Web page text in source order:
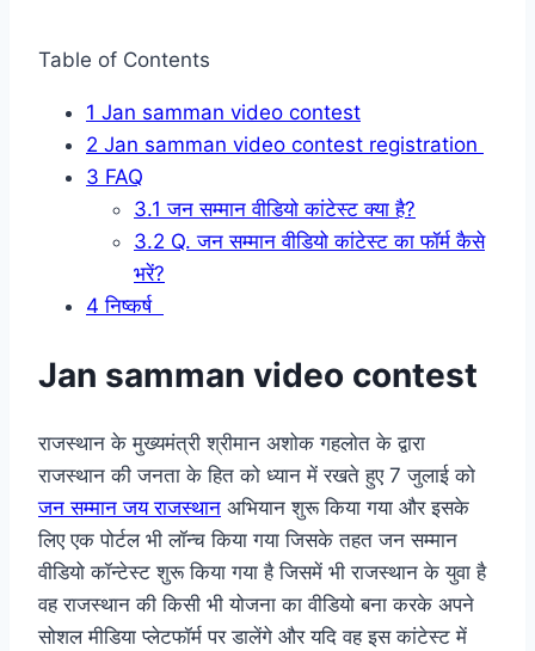
Table of Contents
1 Jan samman video contest
2 Jan samman video contest registration
3 FAQ
3.1 जन सम्मान वीडियो कांटेस्ट क्या है?
3.2 Q. जन सम्मान वीडियो कांटेस्ट का फॉर्म कैसे
भरें?
4 निष्कर्ष
Jan samman video contest
राजस्थान के मुख्यमंत्री श्रीमान अशोक गहलोत के द्वारा
राजस्थान की जनता के हित को ध्यान में रखते हुए 7 जुलाई को
जन सम्मान जय राजस्थान अभियान शुरू किया गया और इसके
लिए एक पोर्टल भी लॉन्च किया गया जिसके तहत जन सम्मान
वीडियो कॉन्टेस्ट शुरू किया गया है जिसमें भी राजस्थान के युवा है
वह राजस्थान की किसी भी योजना का वीडियो बना करके अपने
सोशल मीडिया प्लेटफॉर्म पर डालेंगे और यदि वह इस कांटेस्ट में